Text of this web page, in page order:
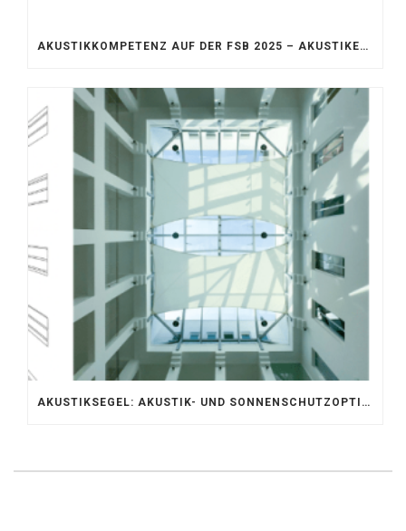
AKUSTIKKOMPETENZ AUF DER FSB 2025 – AKUSTIKELEMENTE FÜR DIE LEBENSRÄUME VON MORGEN
AKUSTIKSEGEL: AKUSTIK- UND SONNENSCHUTZOPTIMIERUNG IM ATRIUM DER UNIVERSITÄT BONN